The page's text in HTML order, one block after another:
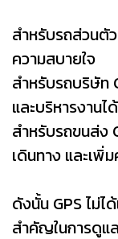
สำหรับรถส่วนตั
ความสบายใจ
สำหรับรถบริษัท
และบริหารงานไ
สำหรับรถขนส่ง
เดินทาง และเพิ่
ดังนั้น GPS ไม่
สำคัญในการดูแ